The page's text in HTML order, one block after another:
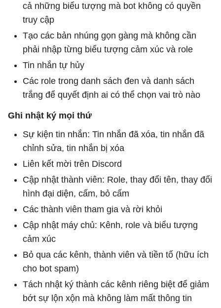
cả những biểu tượng mà bot không có quyền
truy cập
Tạo các bản nhúng gọn gàng mà không cần
phải nhập từng biểu tượng cảm xúc và role
Tin nhắn tự hủy
Các role trong danh sách đen và danh sách
trắng để quyết định ai có thể chọn vai trò nào
Ghi nhật ký mọi thứ
Sự kiện tin nhắn: Tin nhắn đã xóa, tin nhắn đã
chỉnh sửa, tin nhắn bị xóa
Liên kết mời trên Discord
Cập nhật thành viên: Role, thay đổi tên, thay đổi
hình đại diện, cấm, bỏ cấm
Các thành viên tham gia và rời khỏi
Cập nhật máy chủ: Kênh, role và biểu tượng
cảm xúc
Bỏ qua các kênh, thành viên và tiền tố (hữu ích
cho bot spam)
Tách nhật ký thành các kênh riêng biệt để giảm
bớt sự lộn xộn mà không làm mất thông tin